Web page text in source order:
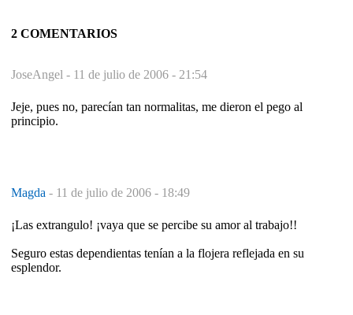
2 COMENTARIOS
JoseAngel - 11 de julio de 2006 - 21:54
Jeje, pues no, parecían tan normalitas, me dieron el pego al
principio.
Magda - 11 de julio de 2006 - 18:49
¡Las extrangulo! ¡vaya que se percibe su amor al trabajo!!
Seguro estas dependientas tenían a la flojera reflejada en su
esplendor.